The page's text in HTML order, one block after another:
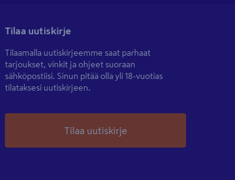
Tilaa uutiskirje
Tilaamalla uutiskirjeemme saat parhaat
tarjoukset, vinkit ja ohjeet suoraan
sähköpostiisi. Sinun pitää olla yli 18-vuotias
tilataksesi uutiskirjeen.
Tilaa uutiskirje